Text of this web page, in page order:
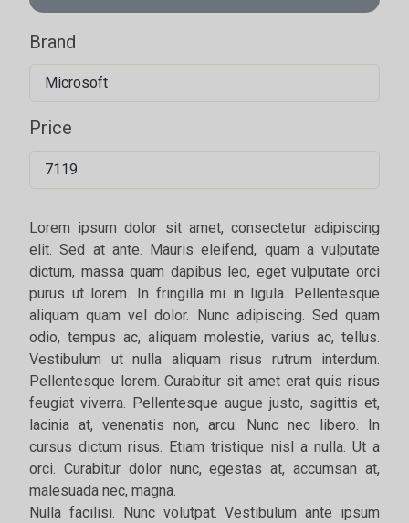
Brand
Microsoft
Price
7119
Lorem ipsum dolor sit amet, consectetur adipiscing
elit. Sed at ante. Mauris eleifend, quam a vulputate
dictum, massa quam dapibus leo, eget vulputate orci
purus ut lorem. In fringilla mi in ligula. Pellentesque
aliquam quam vel dolor. Nunc adipiscing. Sed quam
odio, tempus ac, aliquam molestie, varius ac, tellus.
Vestibulum ut nulla aliquam risus rutrum interdum.
Pellentesque lorem. Curabitur sit amet erat quis risus
feugiat viverra. Pellentesque augue justo, sagittis et,
lacinia at, venenatis non, arcu. Nunc nec libero. In
cursus dictum risus. Etiam tristique nisl a nulla. Ut a
orci. Curabitur dolor nunc, egestas at, accumsan at,
malesuada nec, magna.
Nulla facilisi. Nunc volutpat. Vestibulum ante ipsum